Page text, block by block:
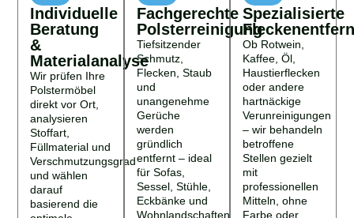
Individuelle
Beratung
&
Materialanalyse
Wir prüfen Ihre
Polstermöbel
direkt vor Ort,
analysieren
Stoffart,
Füllmaterial und
Verschmutzungsgrad
und wählen
darauf
basierend die
optimale,
Fachgerechte
Polsterreinigung
Tiefsitzender
Schmutz,
Flecken, Staub
und
unangenehme
Gerüche
werden
gründlich
entfernt – ideal
für Sofas,
Sessel, Stühle,
Eckbänke und
Wohnlandschaften.
Spezialisierte
Ob Rotwein,
Kaffee, Öl,
Haustierflecken
oder andere
hartnäckige
Verunreinigungen
– wir behandeln
betroffene
Stellen gezielt
mit
professionellen
Mitteln, ohne
Farbe oder